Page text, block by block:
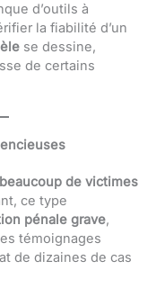
d’outils à
la fiabilité d’un
se dessine,
de certains
beaucoup de victimes
ce type
pénale grave,
témoignages
de dizaines de cas